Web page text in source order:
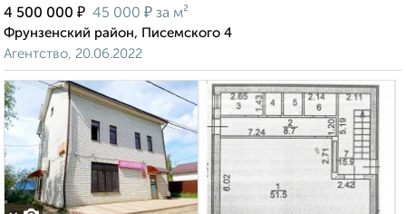
4 500 000 ₽ 45 000 ₽ за м²
Фрунзенский район, Писемского 4
Агентство, 20.06.2022